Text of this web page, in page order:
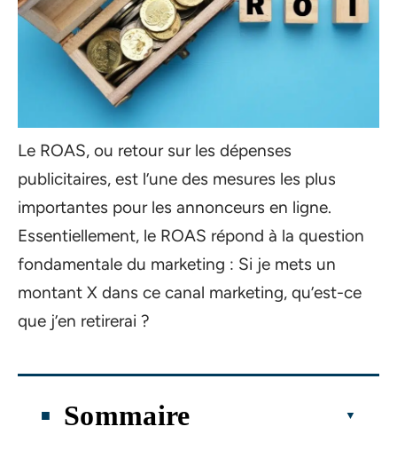
Le ROAS, ou retour sur les dépenses
publicitaires, est l’une des mesures les plus
importantes pour les annonceurs en ligne.
Essentiellement, le ROAS répond à la question
fondamentale du marketing : Si je mets un
montant X dans ce canal marketing, qu’est-ce
que j’en retirerai ?
Sommaire